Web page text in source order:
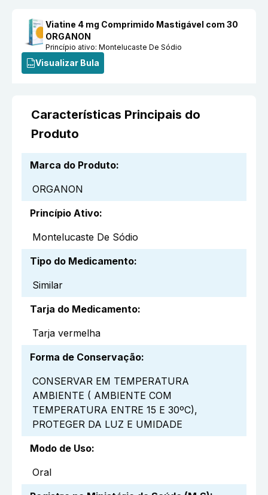
Viatine 4 mg Comprimido Mastigável com 30
ORGANON
Princípio ativo:Montelucaste De Sódio
Visualizar Bula
Características Principais do
Produto
Marca do Produto:
ORGANON
Princípio Ativo:
Montelucaste De Sódio
Tipo do Medicamento:
Similar
Tarja do Medicamento:
Tarja vermelha
Forma de Conservação:
CONSERVAR EM TEMPERATURA
AMBIENTE ( AMBIENTE COM
TEMPERATURA ENTRE 15 E 30ºC),
PROTEGER DA LUZ E UMIDADE
Modo de Uso:
Oral